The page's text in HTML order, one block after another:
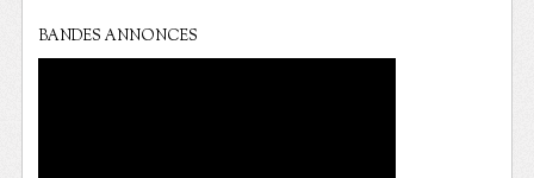
BANDES ANNONCES